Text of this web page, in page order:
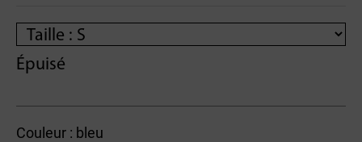
Épuisé
Couleur : bleu